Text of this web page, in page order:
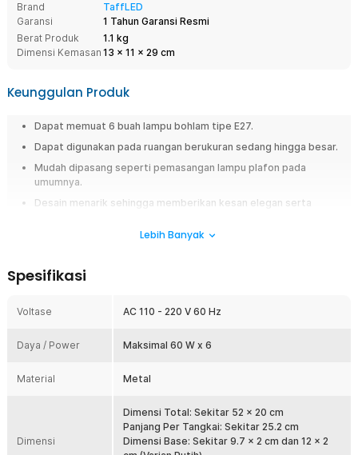
Brand
TaffLED
Garansi
1 Tahun Garansi Resmi
Berat Produk
1.1 kg
Dimensi Kemasan 13 x 11 x 29 cm
Keunggulan Produk
Dapat memuat 6 buah lampu bohlam tipe E27.
Dapat digunakan pada ruangan berukuran sedang hingga besar.
Mudah dipasang seperti pemasangan lampu plafon pada
umumnya.
Desain menarik sehingga memberikan kesan elegan serta
Fitting lampu ini dapat memuat 6 buah lampu bohlam sekaligus yang
sangat cocok digunakan pada ruang tamu atau ruang keluarga. Karena
serta minimalis. Pembelian fitting lampu ini tidak termasuk dengan
nuansa elegan di rumah dengan menggunakan fitting lampu dari TaffLED
Fitting lampu ini terdiri dari 6 soket bohlam tipe E27. Karena bohlam
tidak termasuk dalam paket pembelian ini sehingga Anda dapat
Lebih Banyak
Spesifikasi
Voltase AC 110 - 220 V 60 Hz
Daya / Power Maksimal 60 W x 6
Material Metal
Dimensi
Dimensi Total: Sekitar 52 x 20 cm
Panjang Per Tangkai: Sekitar 25.2 cm
Dimensi Base: Sekitar 9.7 x 2 cm dan 12 x 2